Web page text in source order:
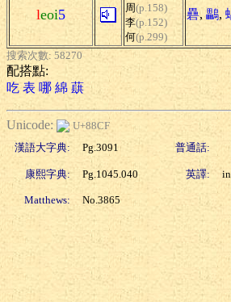
leoi5
周(p.158)
李(p.152)
何(p.299)
礨, 鸓,
搜索次數: 58270
配搭點:
吃 表 哪 綿 蕻
Unicode:
U+88CF
漢語大字典:
Pg.3091 普通話:
康熙字典: Pg.1045.040 英譯:
Matthews: No.3865